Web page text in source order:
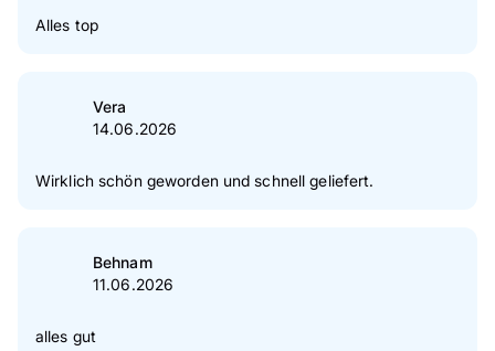
Alles top
Vera
14.06.2026
Wirklich schön geworden und schnell geliefert.
Behnam
11.06.2026
alles gut